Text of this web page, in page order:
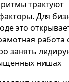
трактуют
Для
это
работа
занять
нишах